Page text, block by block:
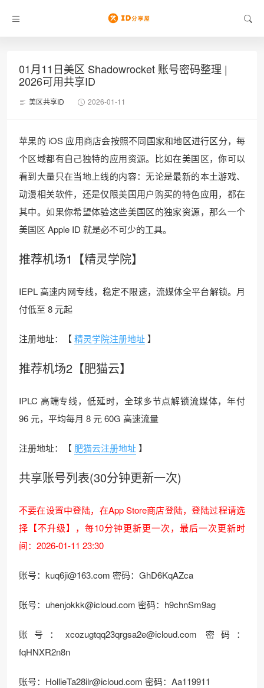
01月11日美区 Shadowrocket 账号密码整理 |
2026可用共享ID
美区共享ID 2026-01-11
苹果的 iOS 应用商店会按照不同国家和地区进行区分，每
个区域都有自己独特的应用资源。比如在美国区，你可以
看到大量只在当地上线的内容：无论是最新的本土游戏、
动漫相关软件，还是仅限美国用户购买的特色应用，都在
其中。如果你希望体验这些美国区的独家资源，那么一个
美国区 Apple ID 就是必不可少的工具。
推荐机场1【精灵学院】
IEPL 高速内网专线，稳定不限速，流媒体全平台解锁。月
付低至 8 元起
注册地址：【精灵学院注册地址】
推荐机场2【肥猫云】
IPLC 高端专线，低延时，全球多节点解锁流媒体，年付
96 元，平均每月 8 元 60G 高速流量
注册地址：【 肥猫云注册地址】
共享账号列表(30分钟更新一次)
不要在设置中登陆，在App Store商店登陆，登陆过程请选
择【不升级】，每10分钟更新更一次，最后一次更新时
间：2026-01-11 23:30
账号： kuq6ji@163.com 密码：GhD6KqAZca
账号： uhenjokkk@icloud.com 密码：h9chnSm9ag
账号： xcozugtqq23qrgsa2e@icloud.com 密码：
fqHNXR2n8n
账号： HollieTa28ilr@icloud.com 密码：Aa119911